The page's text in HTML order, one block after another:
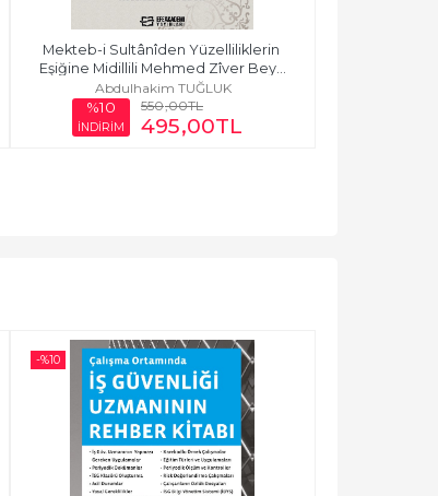
Mekteb-i Sultânîden Yüzelliliklerin
Eşiğine Midillili Mehmed Zîver Bey...
Abdulhakim TUĞLUK
%10
İNDİRİM
550,00TL
495,00TL
-%10